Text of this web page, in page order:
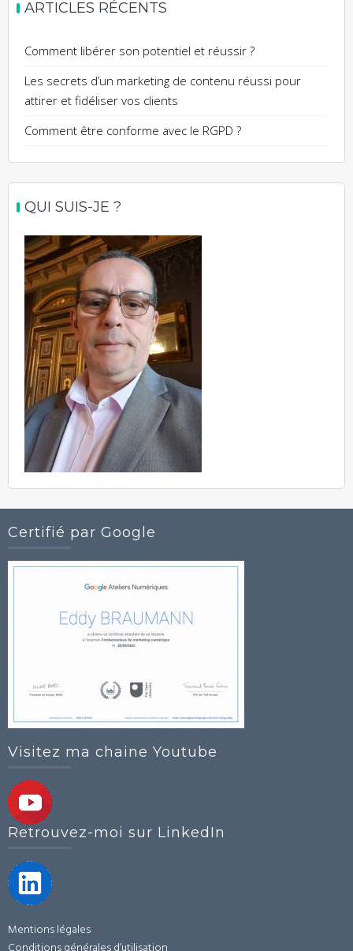
ARTICLES RÉCENTS
Comment libérer son potentiel et réussir ?
Les secrets d’un marketing de contenu réussi pour
attirer et fidéliser vos clients
Comment être conforme avec le RGPD ?
QUI SUIS-JE ?
Certifié par Google
Visitez ma chaine Youtube
Retrouvez-moi sur LinkedIn
Mentions légales